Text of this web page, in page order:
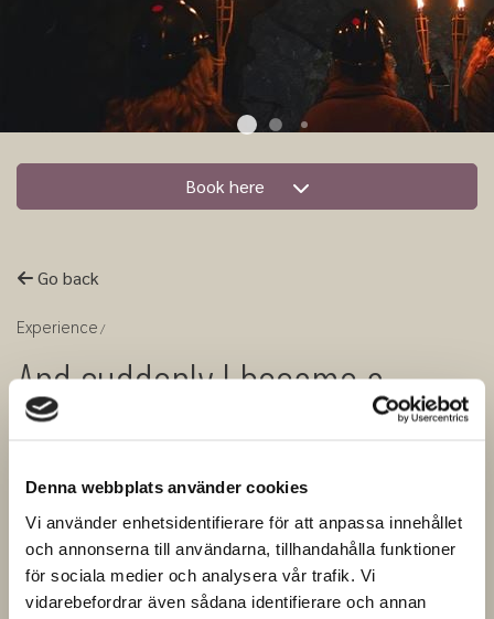
Denna webbplats använder cookies
Vi använder enhetsidentifierare för att anpassa innehållet
och annonserna till användarna, tillhandahålla funktioner
för sociala medier och analysera vår trafik. Vi
vidarebefordrar även sådana identifierare och annan
Book here
Go back
Experience
And suddenly I became a
miner! - How hard can it be?
(guided tour in english)
Join us on a guided journey through
time where we spend 90 minutes going